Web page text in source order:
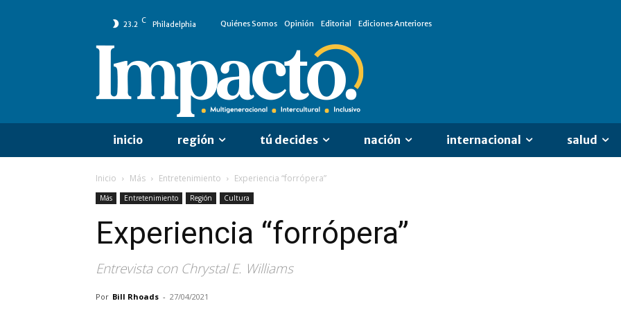
23.2 C Philadelphia Quiénes Somos Opinión Editorial Ediciones Anteriores
inicio región tú decides nación internacional salud
Inicio Más Entretenimiento Experiencia “forrópera”
Más Entretenimiento Región Cultura
Experiencia “forrópera”
Entrevista con Chrystal E. Williams
Por Bill Rhoads - 27/04/2021